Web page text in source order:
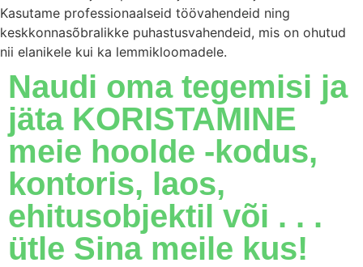
Kasutame professionaalseid töövahendeid ning
keskkonnasõbralikke puhastusvahendeid, mis on ohutud
nii elanikele kui ka lemmikloomadele.
Naudi oma tegemisi ja
jäta KORISTAMINE
meie hoolde -kodus,
kontoris, laos,
ehitusobjektil või . . .
ütle Sina meile kus!